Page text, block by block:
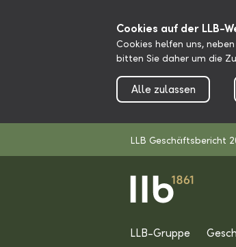
Cookies auf der LLB-
Cookies helfen uns,
bitten Sie daher um die
Alle zulassen
LLB Geschäftsbericht
LLB-Gruppe